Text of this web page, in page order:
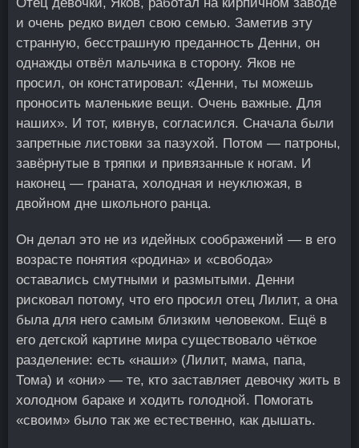
и очень редко видел свою семью. Заметив эту
странную, бесстрашную преданность Денни, он
однажды отвёл мальчика в сторону. Яков не
просил, он констатировал: «Денни, ты можешь
проносить маленькие вещи. Очень важные. Для
наших». И тот, кивнув, согласился. Сначала были
запретные листовки за пазухой. Потом — патроны,
завёрнутые в тряпки и привязанные к ногам. И
наконец — граната, холодная и неуклюжая, в
двойном дне школьного ранца.
Он делал это не из идейных соображений — в его
возрасте понятия «родина» и «свобода»
оставались смутными и размытыми. Денни
рисковал потому, что его просил отец Лилит, а она
была для него самым близким человеком. Ещё в
его детской картине мира существовало чёткое
разделение: есть «наши» (Лилит, мама, папа,
Тома) и «они» — те, кто заставляет девочку жить в
холодном бараке и ходить голодной. Помогать
«своим» было так же естественно, как дышать.